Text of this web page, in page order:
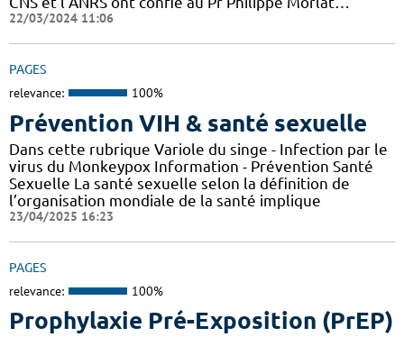
22/03/2024 11:06
PAGES
relevance: 100%
Prévention VIH & santé sexuelle
Dans cette rubrique Variole du singe - Infection par le
virus du Monkeypox Information - Prévention Santé
Sexuelle La santé sexuelle selon la définition de
l’organisation mondiale de la santé implique
23/04/2025 16:23
PAGES
relevance: 100%
Prophylaxie Pré-Exposition (PrEP)